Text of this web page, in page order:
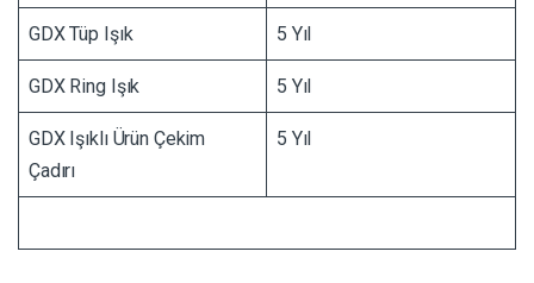
GDX Tüp Işık 5 Yıl
GDX Ring Işık 5 Yıl
GDX Işıklı Ürün Çekim
Çadırı
5 Yıl